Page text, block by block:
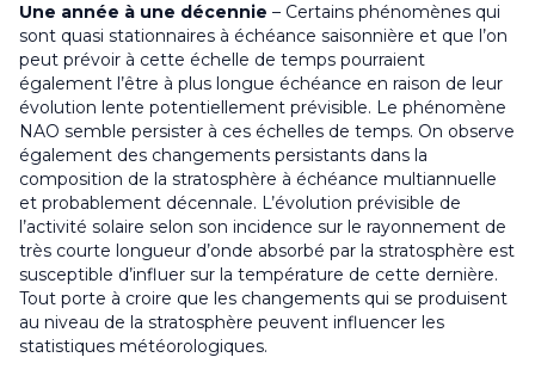
Une année à une décennie – Certains phénomènes qui
sont quasi stationnaires à échéance saisonnière et que l’on
peut prévoir à cette échelle de temps pourraient
également l’être à plus longue échéance en raison de leur
évolution lente potentiellement prévisible. Le phénomène
NAO semble persister à ces échelles de temps. On observe
également des changements persistants dans la
composition de la stratosphère à échéance multiannuelle
et probablement décennale. L’évolution prévisible de
l’activité solaire selon son incidence sur le rayonnement de
très courte longueur d’onde absorbé par la stratosphère est
susceptible d’influer sur la température de cette dernière.
Tout porte à croire que les changements qui se produisent
au niveau de la stratosphère peuvent influencer les
statistiques météorologiques.